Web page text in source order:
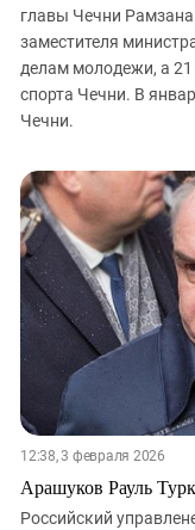
главы Чечни
заместителя
делам молодежи, а
спорта Чечни. В
Чечни.
12:38, 3 февраля 2026
Арашуков Рауль
Российский